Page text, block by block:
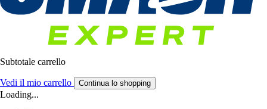
Subtotale carrello
Vedi il mio carrello Continua lo shopping
Loading...